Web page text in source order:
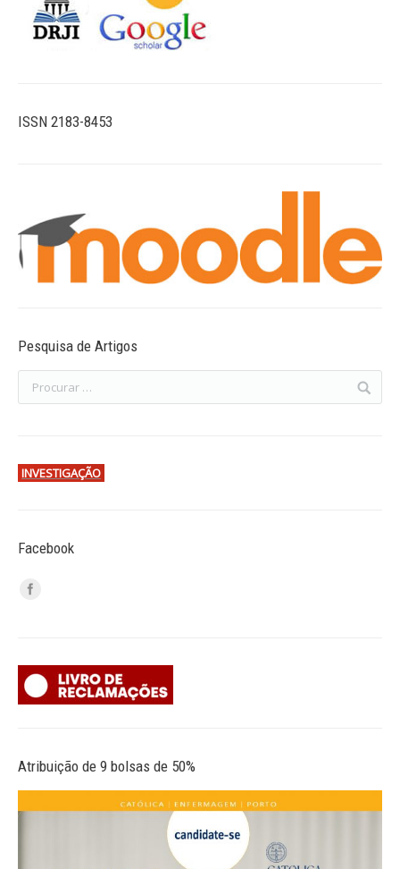
ISSN 2183-8453
Pesquisa de Artigos
INVESTIGAÇÃO
Facebook
Atribuição de 9 bolsas de 50%